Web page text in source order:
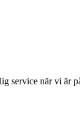
service när vi är